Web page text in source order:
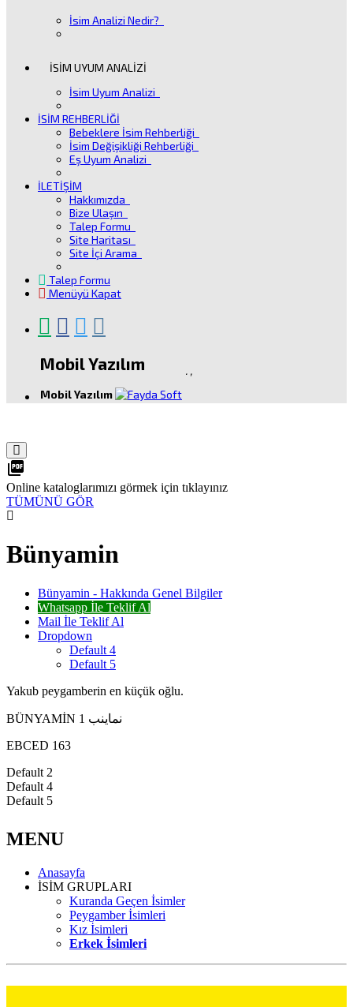
İsim Analizi Nedir?
İSİM UYUM ANALİZİ
İsim Uyum Analizi
İSİM REHBERLİĞİ
Bebeklere İsim Rehberliği
İsim Değişikliği Rehberliği
Eş Uyum Analizi
İLETİŞİM
Hakkımızda
Bize Ulaşın
Talep Formu
Site Haritası
Site İçi Arama
Talep Formu
Menüyü Kapat
Mobil Yazılım
Mobil Yazılım
. ,
picture_as_pdf
Online kataloglarımızı görmek için tıklayınız
TÜMÜNÜ GÖR
Bünyamin
Bünyamin - Hakkında Genel Bilgiler
Whatsapp İle Teklif Al
Mail İle Teklif Al
Dropdown
Default 4
Default 5
Yakub peygamberin en küçük oğlu.
BÜNYAMİN نماينب 1
EBCED 163
Default 2
Default 4
Default 5
MENU
Anasayfa
İSİM GRUPLARI
Kuranda Geçen İsimler
Peygamber İsimleri
Kız İsimleri
Erkek İsimleri